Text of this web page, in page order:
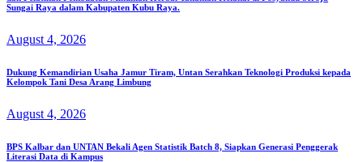
Sungai Raya dalam Kabupaten Kubu Raya.
August 4, 2026
Dukung Kemandirian Usaha Jamur Tiram, Untan Serahkan Teknologi Produksi kepada
Kelompok Tani Desa Arang Limbung
August 4, 2026
BPS Kalbar dan UNTAN Bekali Agen Statistik Batch 8, Siapkan Generasi Penggerak
Literasi Data di Kampus